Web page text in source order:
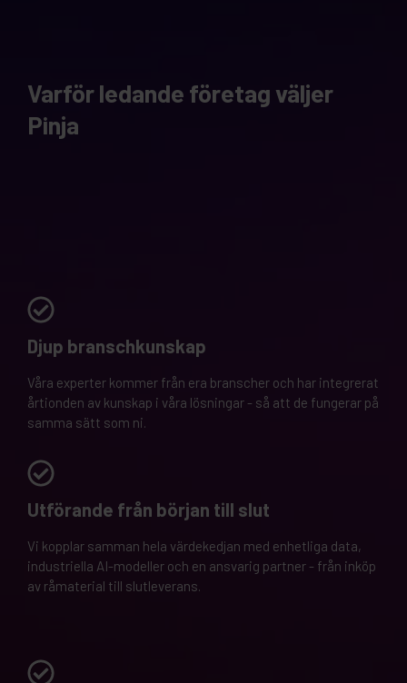
Varför ledande företag väljer
Pinja
Djup branschkunskap
Våra experter kommer från era branscher och har integrerat
årtionden av kunskap i våra lösningar - så att de fungerar på
samma sätt som ni.
Utförande från början till slut
Vi kopplar samman hela värdekedjan med enhetliga data,
industriella AI-modeller och en ansvarig partner - från inköp
av råmaterial till slutleverans.